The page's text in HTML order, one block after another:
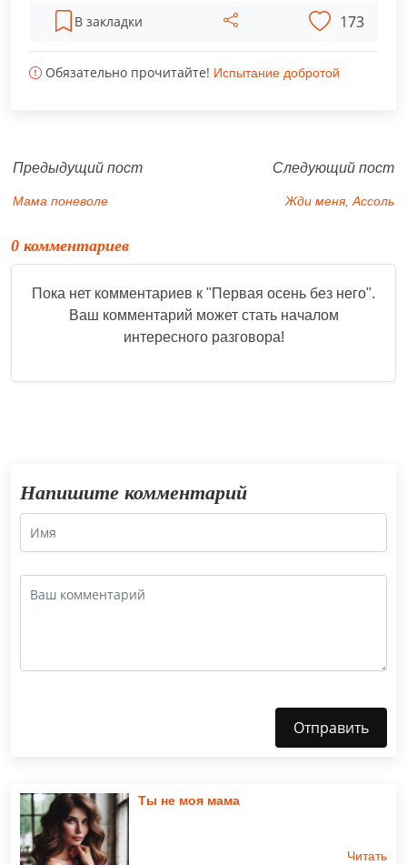
В закладки 173
Обязательно прочитайте! Испытание добротой
Предыдущий пост
Мама поневоле
Следующий пост
Жди меня, Ассоль
0 комментариев
Пока нет комментариев к "Первая осень без него".
Ваш комментарий может стать началом
интересного разговора!
Напишите комментарий
Отправить
Ты не моя мама
Читать